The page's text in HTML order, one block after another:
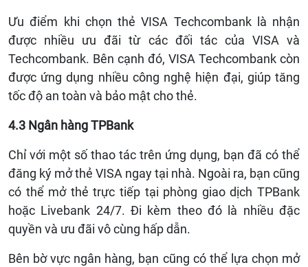
Ưu điểm khi chọn thẻ VISA Techcombank là nhận
được nhiều ưu đãi từ các đối tác của VISA và
Techcombank. Bên cạnh đó, VISA Techcombank còn
được ứng dụng nhiều công nghệ hiện đại, giúp tăng
tốc độ an toàn và bảo mật cho thẻ.
4.3 Ngân hàng TPBank
Chỉ với một số thao tác trên ứng dụng, bạn đã có thể
đăng ký mở thẻ VISA ngay tại nhà. Ngoài ra, bạn cũng
có thể mở thẻ trực tiếp tại phòng giao dịch TPBank
hoặc Livebank 24/7. Đi kèm theo đó là nhiều đặc
quyền và ưu đãi vô cùng hấp dẫn.
Bên bờ vực ngân hàng, bạn cũng có thể lựa chọn mở